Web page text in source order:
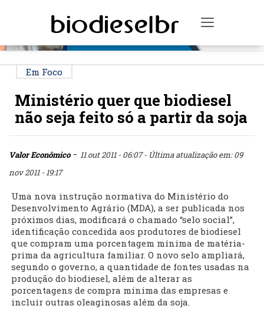
Toggle
Em Foco
Ministério quer que biodiesel
não seja feito só a partir da soja
Valor Econômico- 11 out 2011 - 06:07- Última atualização em: 09
nov 2011 - 19:17
Uma nova instrução normativa do Ministério do
Desenvolvimento Agrário (MDA), a ser publicada nos
próximos dias, modificará o chamado “selo social”,
identificação concedida aos produtores de biodiesel
que compram uma porcentagem mínima de matéria-
prima da agricultura familiar. O novo selo ampliará,
segundo o governo, a quantidade de fontes usadas na
produção do biodiesel, além de alterar as
porcentagens de compra mínima das empresas e
incluir outras oleaginosas além da soja.